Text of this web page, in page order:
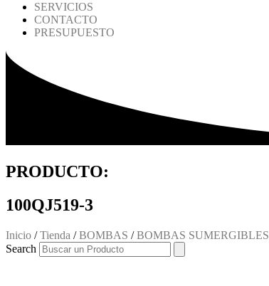
SERVICIOS
CONTACTO
PRESUPUESTO
PRODUCTO:
100QJ519-3
Inicio /Tienda /BOMBAS /BOMBAS SUMERGIBLES
Search